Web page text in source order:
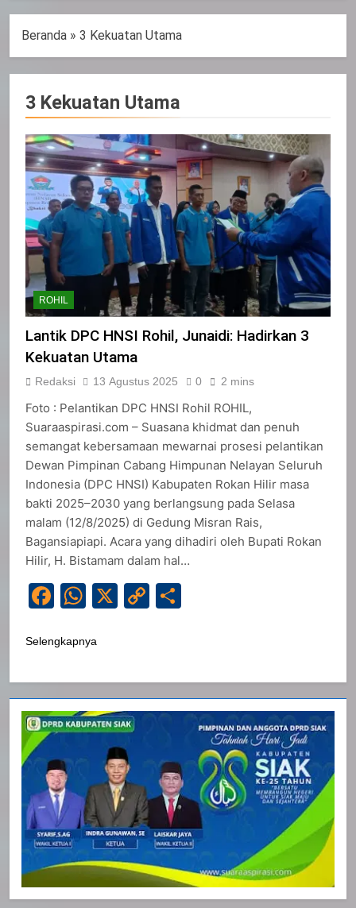
Beranda » 3 Kekuatan Utama
3 Kekuatan Utama
ROHIL
Lantik DPC HNSI Rohil, Junaidi: Hadirkan 3
Kekuatan Utama
Redaksi 13 Agustus 2025 0 2 mins
Foto : Pelantikan DPC HNSI Rohil ROHIL,
Suaraaspirasi.com – Suasana khidmat dan penuh
semangat kebersamaan mewarnai prosesi pelantikan
Dewan Pimpinan Cabang Himpunan Nelayan Seluruh
Indonesia (DPC HNSI) Kabupaten Rokan Hilir masa
bakti 2025–2030 yang berlangsung pada Selasa
malam (12/8/2025) di Gedung Misran Rais,
Bagansiapiapi. Acara yang dihadiri oleh Bupati Rokan
Hilir, H. Bistamam dalam hal…
Facebook
WhatsApp
X
Copy
Selengkapnya